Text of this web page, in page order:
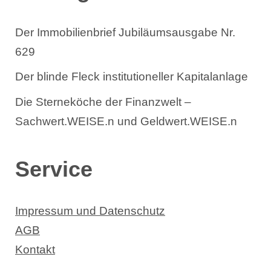
Der Immobilienbrief Jubiläumsausgabe Nr.
629
Der blinde Fleck institutioneller Kapitalanlage
Die Sterneköche der Finanzwelt –
Sachwert.WEISE.n und Geldwert.WEISE.n
Service
Impressum und Datenschutz
AGB
Kontakt